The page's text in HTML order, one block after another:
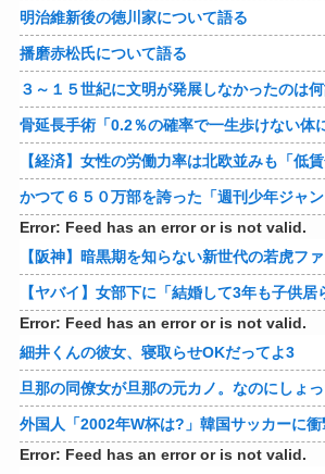
明治維新後の徳川家について語る
播磨赤松氏について語る
３～１５世紀に文明が発展しなかったのは
Error: Feed has an error or is not valid.
Error: Feed has an error or is not valid.
細井くんの彼女、寝取らせOKだってよ3
Error: Feed has an error or is not valid.